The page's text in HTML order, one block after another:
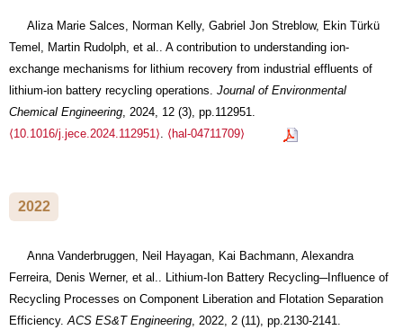
Aliza Marie Salces, Norman Kelly, Gabriel Jon Streblow, Ekin Türkü
Temel, Martin Rudolph, et al.. A contribution to understanding ion-
exchange mechanisms for lithium recovery from industrial effluents of
lithium-ion battery recycling operations. Journal of Environmental
Chemical Engineering , 2024, 12 (3), pp.112951.
⟨10.1016/j.jece.2024.112951⟩
⟨hal-04711709⟩
2022
Anna Vanderbruggen, Neil Hayagan, Kai Bachmann, Alexandra
Ferreira, Denis Werner, et al.. Lithium-Ion Battery Recycling─Influence of
Recycling Processes on Component Liberation and Flotation Separation
Efficiency. ACS ES&T Engineering , 2022, 2 (11), pp.2130-2141.